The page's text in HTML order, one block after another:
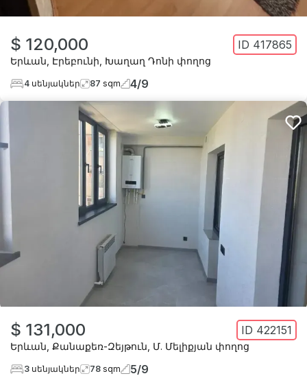
$ 120,000 ID 417865
Երևան Էրեբունի Խաղաղ Դոնի փողոց
4 սենյակներ 87 sqm 4/9
$ 131,000 ID 422151
Երևան Քանաքեռ-Զեյթուն Մ. Մելիքյան փողոց
3 սենյակներ 78 sqm 5/9